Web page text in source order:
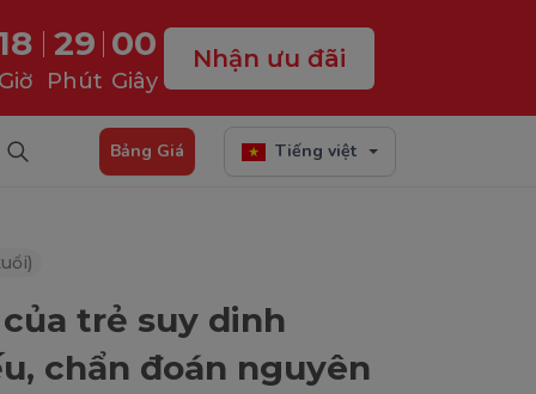
28
Phút
59
Giây
Nhận ưu đãi
Bảng Giá Tiếng việt
trẻ suy dinh
chẩn đoán nguyên